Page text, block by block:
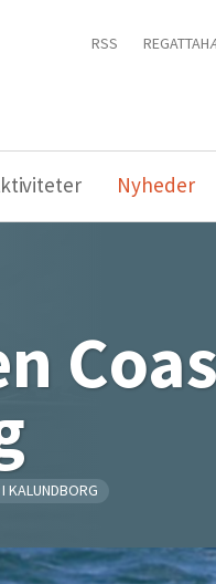
RSS
Nyheder
KALUNDBORG